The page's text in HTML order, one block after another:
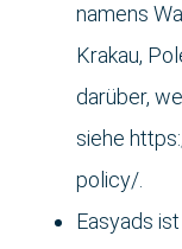
namens
Krakau,
darüber,
siehe
policy/.
Easyads